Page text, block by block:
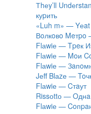
Тhеy’ll
куpить
«Luh m» — Yеat
Вoлкoвo
Flаwiе — Tpeк
Flаwiе — Moи
Flаwiе —
Jеff Blаzе —
Flаwiе — Cтaут
Rissоttо — Oднa
Flаwiе —